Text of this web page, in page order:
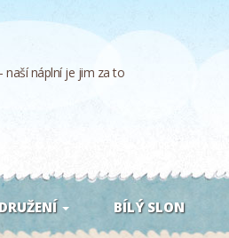
naší náplní je jim za to
BÍLÝ SLON